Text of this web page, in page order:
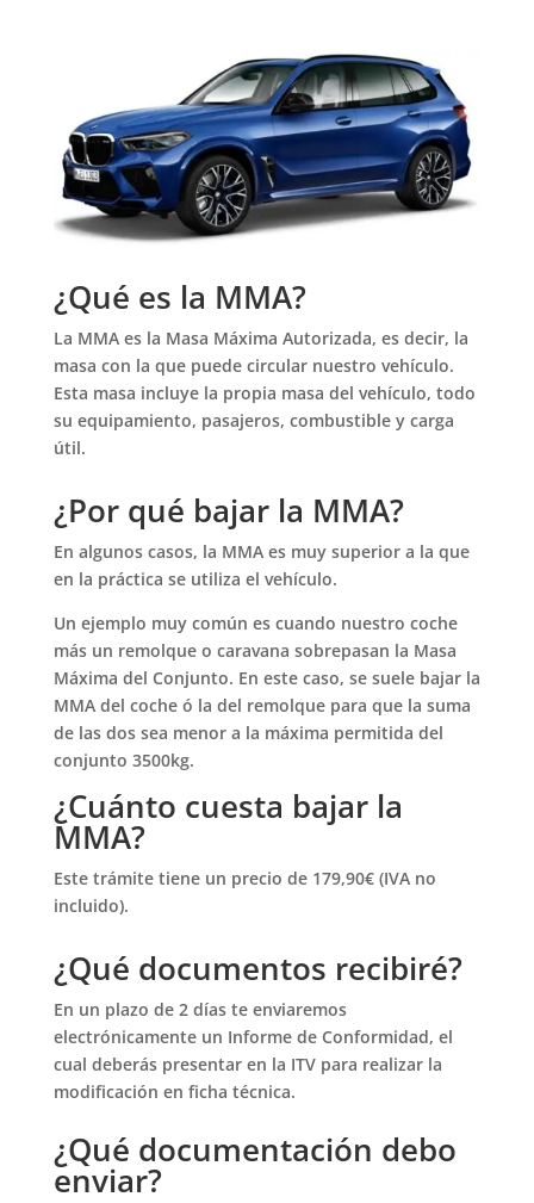
¿Qué es la MMA?
La MMA es la Masa Máxima Autorizada, es decir, la
masa con la que puede circular nuestro vehículo.
Esta masa incluye la propia masa del vehículo, todo
su equipamiento, pasajeros, combustible y carga
útil.
¿Por qué bajar la MMA?
En algunos casos, la MMA es muy superior a la que
en la práctica se utiliza el vehículo.
Un ejemplo muy común es cuando nuestro coche
más un remolque o caravana sobrepasan la Masa
Máxima del Conjunto. En este caso, se suele bajar la
MMA del coche ó la del remolque para que la suma
de las dos sea menor a la máxima permitida del
conjunto 3500kg.
¿Cuánto cuesta bajar la
MMA?
Este trámite tiene un precio de 179,90€ (IVA no
incluido).
¿Qué documentos recibiré?
En un plazo de 2 días te enviaremos
electrónicamente un Informe de Conformidad, el
cual deberás presentar en la ITV para realizar la
modificación en ficha técnica.
¿Qué documentación debo
enviar?